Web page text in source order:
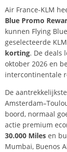
Air France-KLM
Blue Promo
kunnen Flying
geselecteerde
korting. De deals
oktober 2026 en
intercontinentale
De
boord, normaal
actie premium
30.000 Miles en
Mumbai, Buenos